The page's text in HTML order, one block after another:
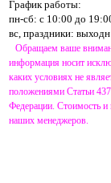
График работы:
пн-сб: с 10:00 до
вс, праздники: выходн
Обращаем ваше
информация носит
каких условиях не
положениями Статьи
Федерации. Стоимость и
наших менеджеров.